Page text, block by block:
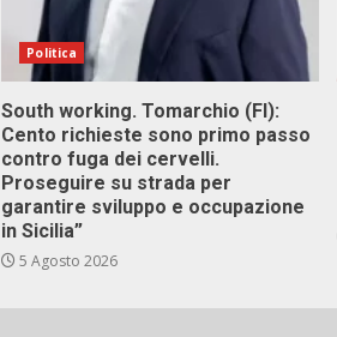
Politica
South working. Tomarchio (FI):
Cento richieste sono primo passo
contro fuga dei cervelli.
Proseguire su strada per
garantire sviluppo e occupazione
in Sicilia”
5 Agosto 2026